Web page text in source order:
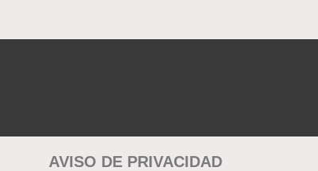
AVISO DE PRIVACIDAD